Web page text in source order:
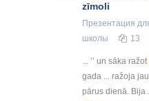
zīmoli
Презентация
школы
13
... ’’ un sāka ražot
gada ... ražoja
pārus dienā. Bija